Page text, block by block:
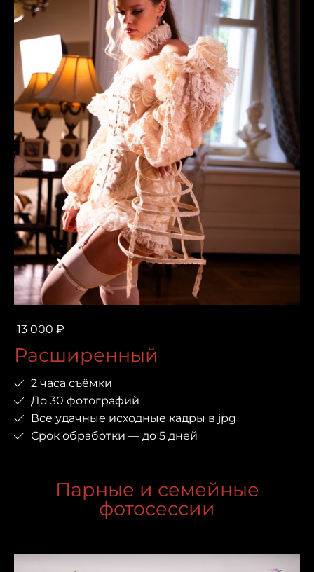
13 000 ₽
Расширенный
2 часа съёмки
До 30 фотографий
Все удачные исходные кадры в jpg
Срок обработки — до 5 дней
Парные и семейные
фотосессии